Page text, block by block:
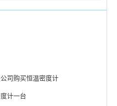
司购买恒温密度计
计一台